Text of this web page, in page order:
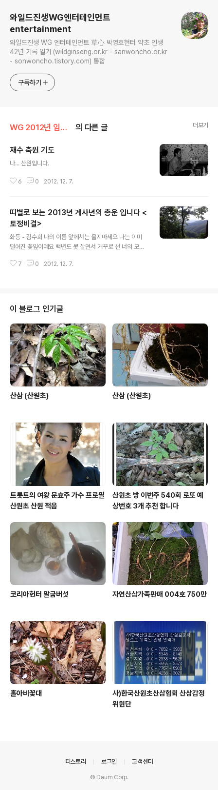
와일드진생WG엔터테인먼트
entertainment
와일드진생 WG 엔터테인먼트 草心 박영호헌터 약초 인생
42년 기록 일기 (wildginseng.or.kr - sanwoncho.or.kr
- sonwoncho.tistory.com) 통합
구독하기
WG 2012년 임진년 기록 의 다른 글 더보기
재수 축원 기도
나... 산원입니다.
6 0 2012. 12. 7.
띠별로 보는 2013년 계사년의 총운 입니다 <
토정비결>
화등 - 김수희 나의 이름 앞에서는 울지마세요 나는 이미
떨어진 꽃잎이예요 백년도 못 살면서 거꾸로 선 너의 모습
길이 보일 때엔 사랑의 이불자락을 소롯이 덮어 주고 화등
화등하나 챙겨 들고 미움만 떠납니다 사랑의 이불자락을
소롯이 덮어 주고 화등하나 챙겨 들고 미움만 떠납니다 미
움만 떠납니다. 가사 출처 : Daum뮤직 띠별로 보는 2013
년 계사년의 총운 입니다 쥐띠 : 자신감 충만 좋은 사업 구
상 운이다. 하나 운의 기복이 심하여 상당한 주의가 필요.
나쁜 일이 생기지만 다시 전화..
7 0 2012. 12. 7.
이 블로그 인기글
산삼 (산원초) 산삼 (산원초)
트롯트의 여왕 문효주 가수 프로필
산원초 산원 적음
산원초 방 이번주 540회 로또 예
상번호 3개 추천 합니다
코리아헌터 말굽버섯 자연산삼가족판매 004호 750만
홀아비꽃대
사)한국산원초산삼협회 산삼감정
위원단
티스토리 로그인 고객센터
© Daum Corp.